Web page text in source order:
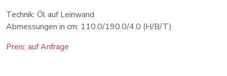
Technik: Öl auf Leinwand
Abmessungen in cm: 110.0/190.0/4.0 (H/B/T)
Preis: auf Anfrage